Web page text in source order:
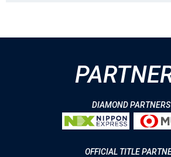
DIAMOND PARTNERS
OFFICIAL TITLE